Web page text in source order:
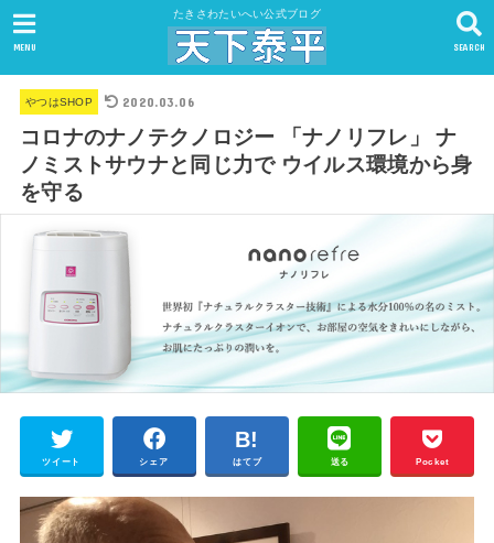
たきさわたいへい公式ブログ
SEARCH
MENU
やつはSHOP 2020.03.06
コロナのナノテクノロジー 「ナノリフレ」 ナ
ノミストサウナと同じ力で ウイルス環境から身
を守る
ツイート シェア はてブ 送る Pocket